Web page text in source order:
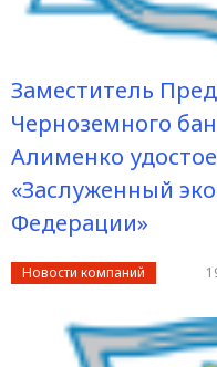
Заместитель
Черноземного
Алименко
«Заслуженный
Федерации»
Новости компаний